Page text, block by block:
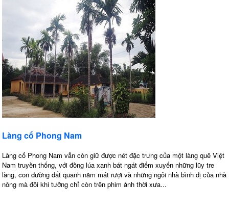
Làng cổ Phong Nam
Làng cổ Phong Nam vẫn còn giữ được nét đặc trưng của một làng quê Việt
Nam truyền thống, với đồng lúa xanh bát ngát điểm xuyến những lũy tre
làng, con đường đất quanh năm mát rượi và những ngôi nhà bình dị của nhà
nông mà đôi khi tưởng chỉ còn trên phim ảnh thời xưa...